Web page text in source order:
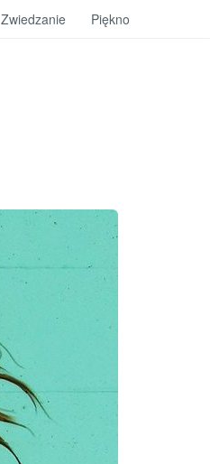
Zwiedzanie Piękno